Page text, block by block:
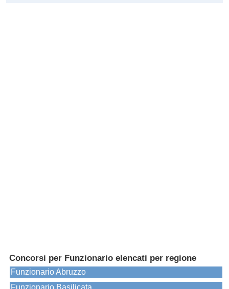
Concorsi per Funzionario elencati per regione
Funzionario Abruzzo
Funzionario Basilicata